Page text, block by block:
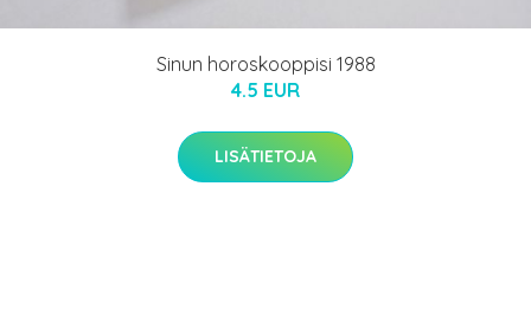
Sinun horoskooppisi 1988
4.5 EUR
LISÄTIETOJA